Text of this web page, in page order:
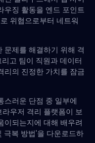
우징 활동을 엔드 포인트
위협으로부터 네트워
문제를 해결하기 위해 격
고 팀이 직원과 데이터
리의 진정한 가치를 잠금
스러운 단점 중 일부에
우저 격리 플랫폼이 보
이되는지에 대해 배우려
극복 방법'을 다운로드하